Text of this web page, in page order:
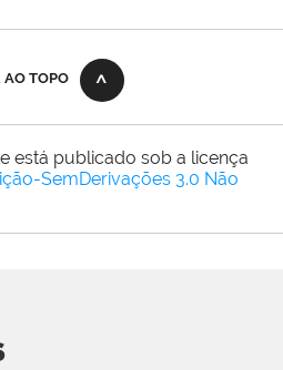
AO TOPO
está publicado sob a licença
SemDerivações 3.0 Não